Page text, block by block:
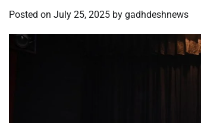
Posted on July 25, 2025 by gadhdeshnews